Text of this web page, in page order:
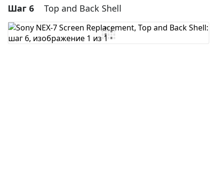
Добавить комментарий
Добавить комментарий
Шаг 6 Top and Back Shell